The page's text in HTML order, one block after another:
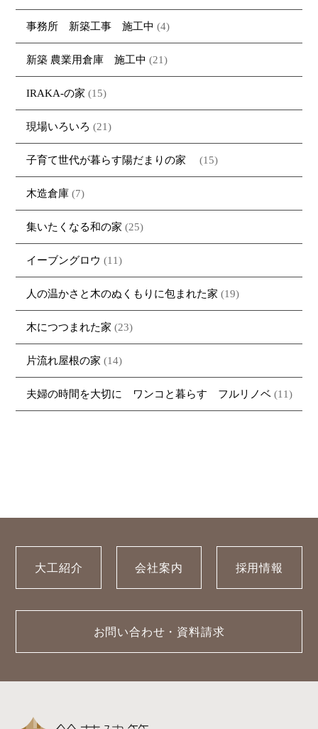
事務所 新築工事 施工中 (4)
新築 農業用倉庫 施工中 (21)
IRAKA-の家 (15)
現場いろいろ (21)
子育て世代が暮らす陽だまりの家 (15)
木造倉庫 (7)
集いたくなる和の家 (25)
イーブングロウ (11)
人の温かさと木のぬくもりに包まれた家 (19)
木につつまれた家 (23)
片流れ屋根の家 (14)
夫婦の時間を大切に ワンコと暮らす フルリノベ (11)
大工紹介 会社案内 採用情報
お問い合わせ・資料請求